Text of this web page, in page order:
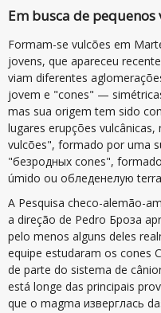
Em busca de pequenos
Formam-se vulcões em
jovens, que apareceu
viam diferentes
jovem e "cones" —
mas sua origem tem sido
lugares erupções
vulcões", formado por uma
"безродных cones",
úmido ou обледенелую
A Pesquisa checo-alemão-
a direção de Pedro Броза
pelo menos alguns deles
equipe estudaram os cones
de parte do sistema de
está longe das principais
que o magma изверглась